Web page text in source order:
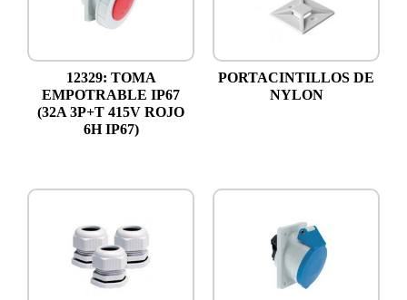
12329: TOMA
EMPOTRABLE IP67
(32A 3P+T 415V ROJO
6H IP67)
PORTACINTILLOS DE
NYLON